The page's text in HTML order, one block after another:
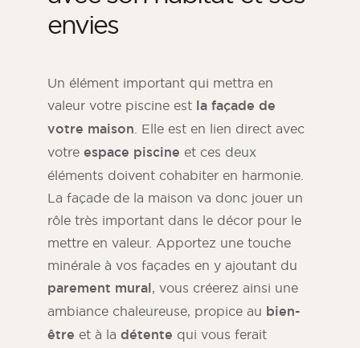
envies
Un élément important qui mettra en
valeur votre piscine est la façade de
votre maison . Elle est en lien direct avec
votre espace piscine et ces deux
éléments doivent cohabiter en harmonie.
La façade de la maison va donc jouer un
rôle très important dans le décor pour le
mettre en valeur. Apportez une touche
minérale à vos façades en y ajoutant du
parement mural, vous créerez ainsi une
ambiance chaleureuse, propice au bien-
être et à la détente qui vous ferait